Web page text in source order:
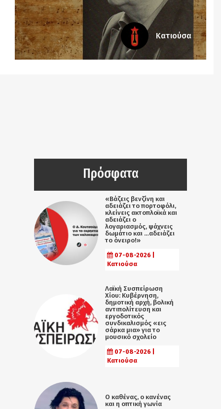
Κατιούσα
Πρόσφατα
«Βάζεις βενζίνη και
αδειάζει το πορτοφόλι,
κλείνεις ακτοπλοϊκά και
αδειάζει ο
λογαριασμός, ψάχνεις
δωμάτιο και …αδειάζει
το όνειρο!»
07-08-2026 |
Κατιούσα
Λαϊκή Συσπείρωση
Χίου: Κυβέρνηση,
δημοτική αρχή, βολική
αντιπολίτευση και
εργοδοτικός
συνδικαλισμός «εις
σάρκα μια» για το
μουσικό σχολείο
07-08-2026 |
Κατιούσα
Ο καθένας, ο κανένας
και η οπτική γωνία